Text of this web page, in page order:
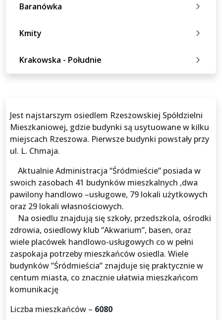
Baranówka
Kmity
Krakowska - Południe
Jest najstarszym osiedlem Rzeszowskiej Spółdzielni
Mieszkaniowej, gdzie budynki są usytuowane w kilku
miejscach Rzeszowa. Pierwsze budynki powstały przy
ul. L. Chmaja.
Aktualnie Administracja ‘’Śródmieście’’ posiada w
swoich zasobach 41 budynków mieszkalnych ,dwa
pawilony handlowo –usługowe, 79 lokali użytkowych
oraz 29 lokali własnościowych.
Na osiedlu znajdują się szkoły, przedszkola, ośrodki
zdrowia, osiedlowy klub ‘’Akwarium’’, basen, oraz
wiele placówek handlowo-usługowych co w pełni
zaspokaja potrzeby mieszkańców osiedla. Wiele
budynków ’’Śródmieścia’’ znajduje się praktycznie w
centum miasta, co znacznie ułatwia mieszkańcom
komunikację
Liczba mieszkańców – 6080